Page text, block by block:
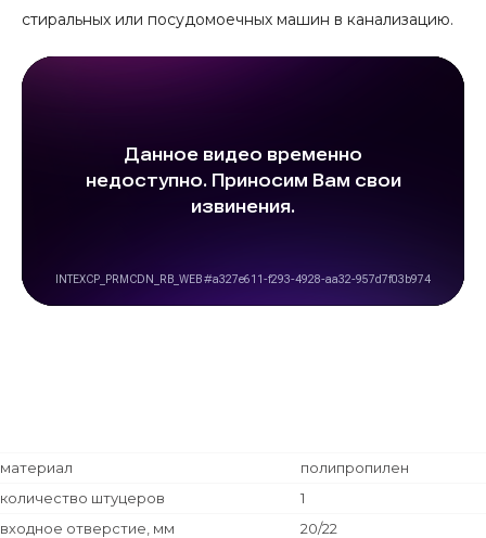
стиральных или посудомоечных машин в канализацию.
материал
полипропилен
количество штуцеров
1
входное отверстие, мм
20/22